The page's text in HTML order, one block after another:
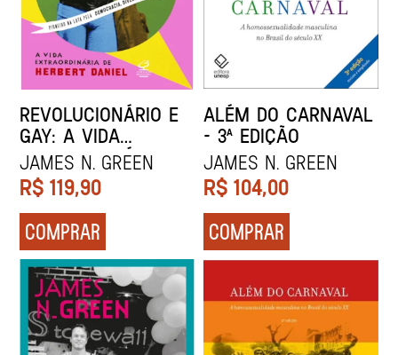
REVOLUCIONÁRIO E
GAY: A VIDA
EXTRAORDINÁRIA DE
HERBERT DANIEL
(EDIÇÃO REVISTA E
AMPLIADA)
James N. Green
R$ 119,90
COMPRAR
ALÉM DO CARNAVAL
– 3ª EDIÇÃO
James N. Green
R$ 104,00
COMPRAR